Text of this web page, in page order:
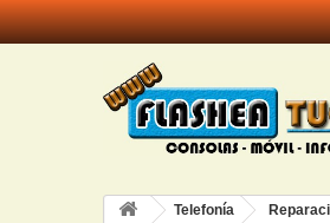
Telefonía